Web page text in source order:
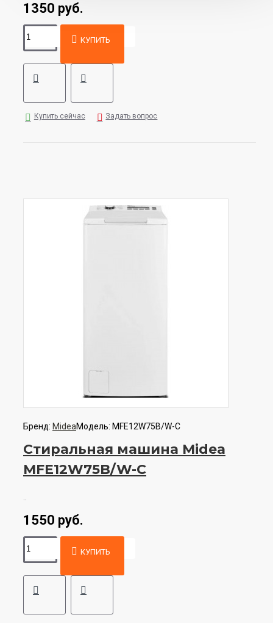
1350 руб.
КУПИТЬ
Купить сейчас Задать вопрос
Бренд: MideaМодель: MFE12W75B/W-C
Стиральная машина Midea
MFE12W75B/W-C
1550 руб.
КУПИТЬ